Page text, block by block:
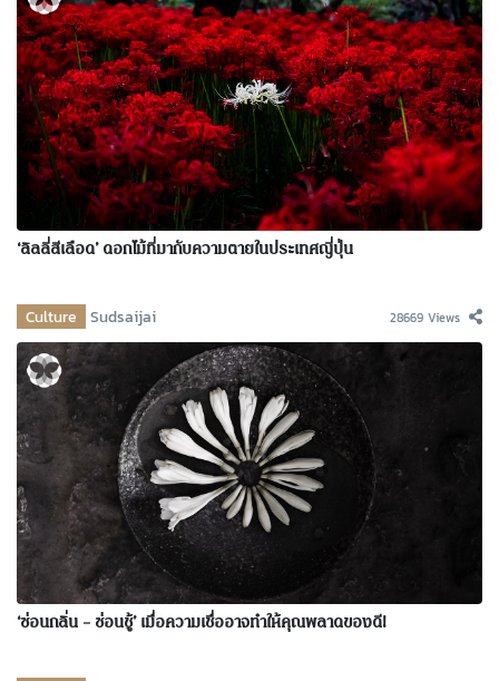
‘ลิลลี่สีเลือด’ ดอกไม้ที่มากับความตายในประเทศญี่ปุ่น
Culture Sudsaijai 28669 Views
‘ซ่อนกลิ่น – ซ่อนชู้’ เมื่อความเชื่ออาจทำให้คุณพลาดของดี!